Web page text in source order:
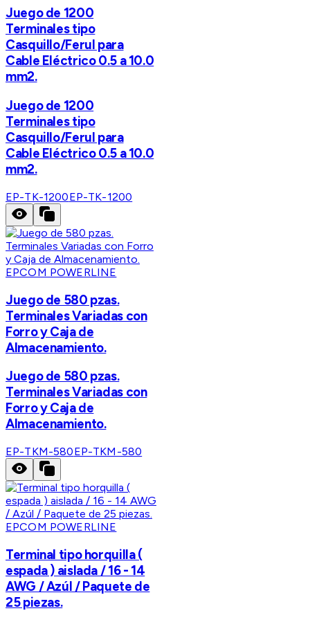
Juego de 1200
Terminales tipo
Casquillo/Ferul para
Cable Eléctrico 0.5 a 10.0
mm2.
Juego de 1200
Terminales tipo
Casquillo/Ferul para
Cable Eléctrico 0.5 a 10.0
mm2.
EP-TK-1200EP-TK-1200
EPCOM POWERLINE
Juego de 580 pzas.
Terminales Variadas con
Forro y Caja de
Almacenamiento.
Juego de 580 pzas.
Terminales Variadas con
Forro y Caja de
Almacenamiento.
EP-TKM-580EP-TKM-580
EPCOM POWERLINE
Terminal tipo horquilla (
espada ) aislada / 16 - 14
AWG / Azúl / Paquete de
25 piezas.